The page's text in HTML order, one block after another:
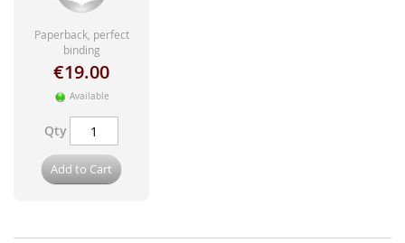
Paperback, perfect
binding
€19.00
Available
Qty
Add to Cart